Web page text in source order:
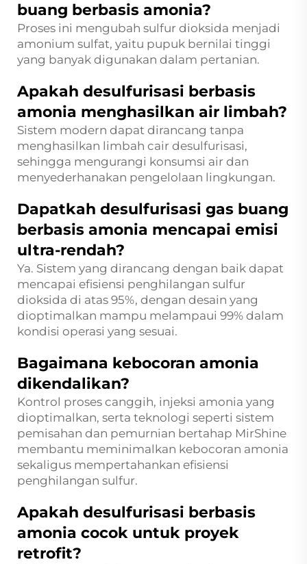
buang berbasis amonia?
Proses ini mengubah sulfur dioksida menjadi
amonium sulfat, yaitu pupuk bernilai tinggi
yang banyak digunakan dalam pertanian.
Apakah desulfurisasi berbasis
amonia menghasilkan air limbah?
Sistem modern dapat dirancang tanpa
menghasilkan limbah cair desulfurisasi,
sehingga mengurangi konsumsi air dan
menyederhanakan pengelolaan lingkungan.
Dapatkah desulfurisasi gas buang
berbasis amonia mencapai emisi
ultra-rendah?
Ya. Sistem yang dirancang dengan baik dapat
mencapai efisiensi penghilangan sulfur
dioksida di atas 95%, dengan desain yang
dioptimalkan mampu melampaui 99% dalam
kondisi operasi yang sesuai.
Bagaimana kebocoran amonia
dikendalikan?
Kontrol proses canggih, injeksi amonia yang
dioptimalkan, serta teknologi seperti sistem
pemisahan dan pemurnian bertahap MirShine
membantu meminimalkan kebocoran amonia
sekaligus mempertahankan efisiensi
penghilangan sulfur.
Apakah desulfurisasi berbasis
amonia cocok untuk proyek
retrofit?